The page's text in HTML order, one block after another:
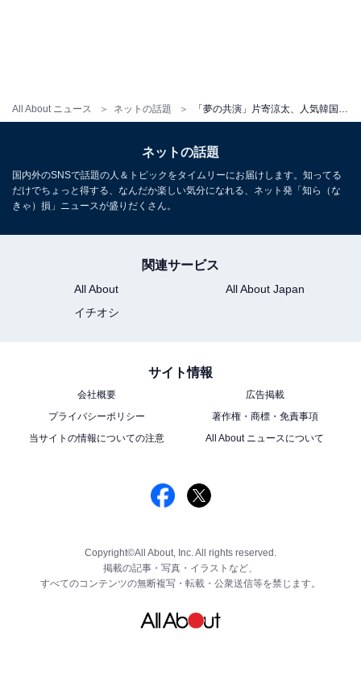
All About ニュース ネットの話題
ネットの話題
国内外のSNSで話題の人＆トピックをタイムリーにお届けします。知ってる
だけでちょっと得する、なんだか楽しい気分になれる、ネット発「知ら（な
きゃ）損」ニュースが盛りだくさん。
関連サービス
All About
All About Japan
イチオシ
サイト情報
会社概要
広告掲載
プライバシーポリシー
著作権・商標・免責事項
当サイトの情報についての注意
All About ニュースについて
Copyright©All About, Inc. All rights reserved.
掲載の記事・写真・イラストなど、
すべてのコンテンツの無断複写・転載・公衆送信等を禁じます。